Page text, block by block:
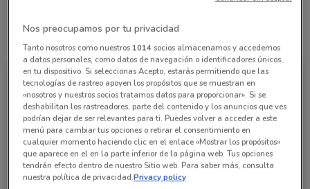
Todas las ofertas de esta tienda
Nos preocupamos por tu privacidad
Tanto nosotros como nuestros 1014socios almacenamos y accedemos
a datos personales, como datos de navegación o identificadores únicos,
en tu dispositivo. Si seleccionas Acepto, estarás permitiendo que las
tecnologías de rastreo apoyen los propósitos que se muestran en
«nosotros y nuestros socios tratamos datos para proporcionar». Si se
deshabilitan los rastreadores, parte del contenido y los anuncios que ves
podrían dejar de ser relevantes para ti. Puedes volver a acceder a este
menú para cambiar tus opciones o retirar el consentimiento en
cualquier momento haciendo clic en el enlace «Mostrar los propósitos»
que aparece en el en la parte inferior de la página web. Tus opciones
tendrán efecto dentro de nuestro Sitio web. Para saber más, consulta
nuestra política de privacidad.Privacy policy